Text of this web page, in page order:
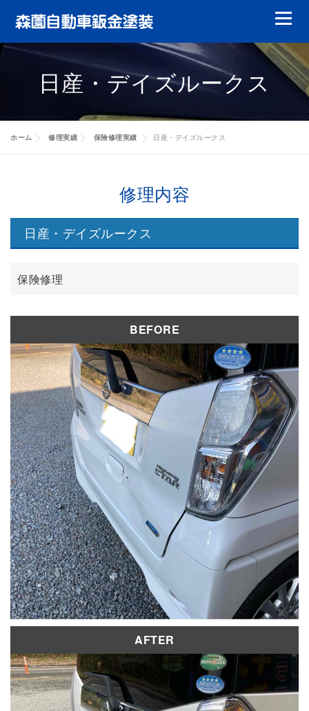
テ
ス
キ
メニュ
鈑金塗装 ガラス交換
ヘッドライトリペア やまもりレンタカー
特選中古車 修理実績
修理実績
修理実績
会員について
会社案内
日産・デイズルークス
ホーム 修理実績 保険修理実績 日産・デイズルークス
修理内容
日産・デイズルークス
保険修理
BEFORE
AFTER